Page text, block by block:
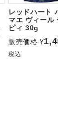
レッドハート ハレ
マエ ヴィール チッ
ピィ 30g
販売価格 ¥1,485
税込